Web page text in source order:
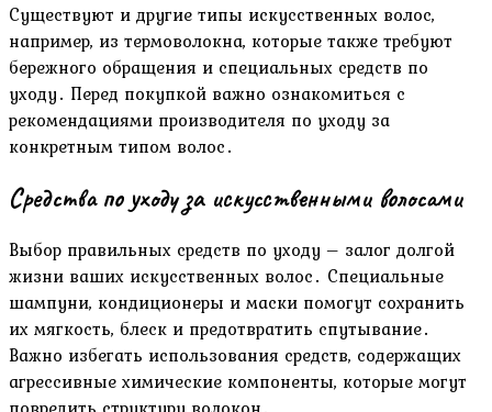
Существуют и другие типы искусственных волос,
например, из термоволокна, которые также требуют
бережного обращения и специальных средств по
уходу․ Перед покупкой важно ознакомиться с
рекомендациями производителя по уходу за
конкретным типом волос․
Средства по уходу за искусственными волосами
Выбор правильных средств по уходу – залог долгой
жизни ваших искусственных волос․ Специальные
шампуни, кондиционеры и маски помогут сохранить
их мягкость, блеск и предотвратить спутывание․
Важно избегать использования средств, содержащих
агрессивные химические компоненты, которые могут